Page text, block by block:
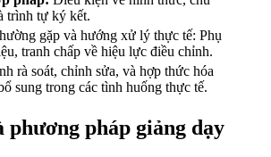
trình tự ký kết.
gặp và hướng xử lý thực tế: Phụ
tranh chấp về hiệu lực điều chỉnh.
rà soát, chỉnh sửa, và hợp thức hóa
sung trong các tình huống thực tế.
phương pháp giảng dạy